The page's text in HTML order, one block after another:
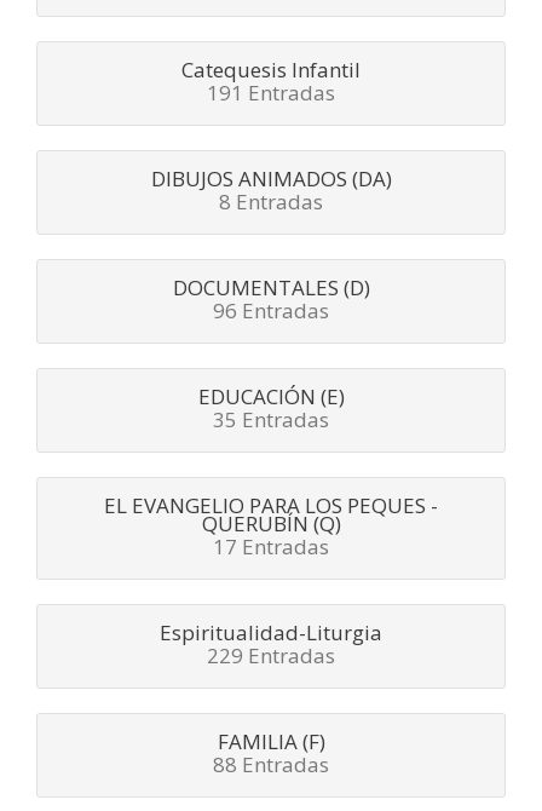
Catequesis Infantil
191 Entradas
DIBUJOS ANIMADOS (DA)
8 Entradas
DOCUMENTALES (D)
96 Entradas
EDUCACIÓN (E)
35 Entradas
EL EVANGELIO PARA LOS PEQUES -
QUERUBÍN (Q)
17 Entradas
Espiritualidad-Liturgia
229 Entradas
FAMILIA (F)
88 Entradas